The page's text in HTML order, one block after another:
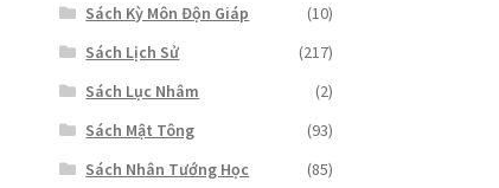
Sách Kỳ Môn Độn Giáp
(10)
Sách Lịch Sử
(217)
Sách Lục Nhâm
(2)
Sách Mật Tông
(93)
Sách Nhân Tướng Học
(85)